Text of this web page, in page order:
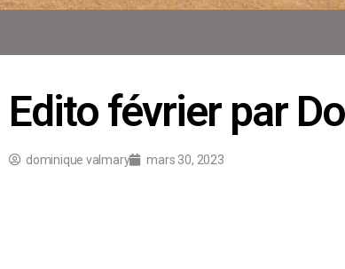
Edito février par
dominique valmary mars 30, 2023